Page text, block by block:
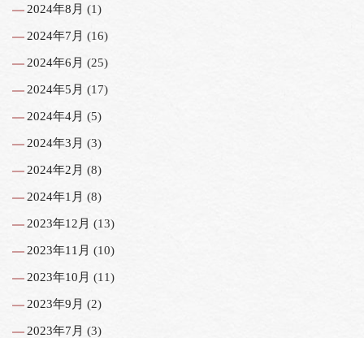
2024年8月 (1)
2024年7月 (16)
2024年6月 (25)
2024年5月 (17)
2024年4月 (5)
2024年3月 (3)
2024年2月 (8)
2024年1月 (8)
2023年12月 (13)
2023年11月 (10)
2023年10月 (11)
2023年9月 (2)
2023年7月 (3)